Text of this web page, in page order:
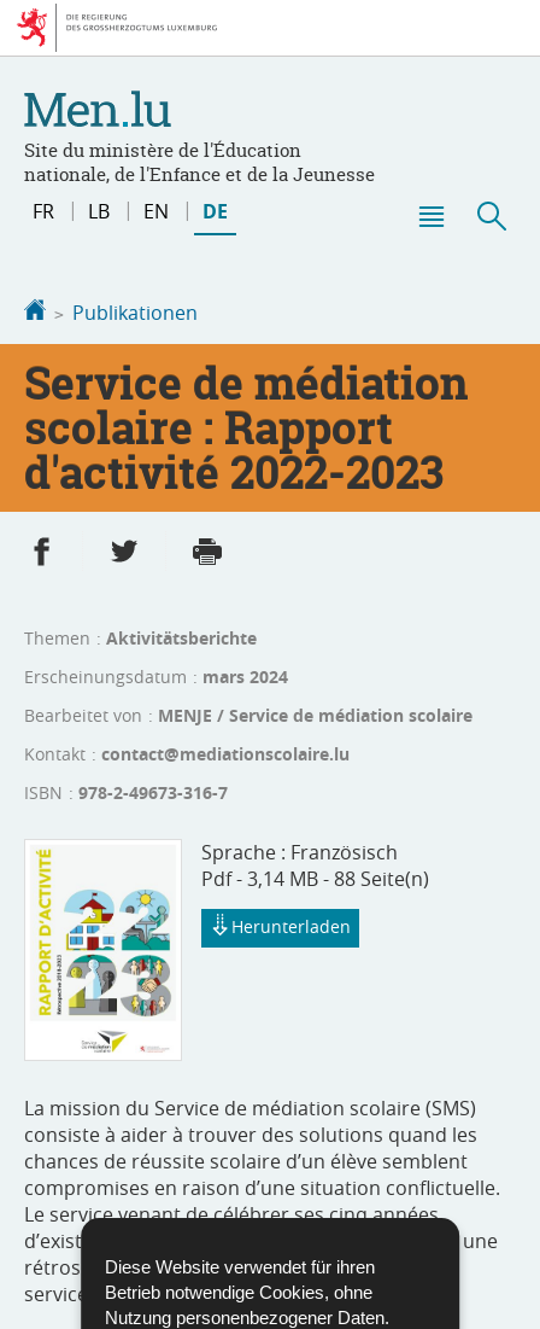
Diese Website verwendet für ihren
Betrieb notwendige Cookies, ohne
Nutzung personenbezogener Daten.
Zur
Navigation
Zum
Inhalt
Site du ministère de l'Éducation
nationale, de l'Enfance et de la Jeunesse
Sprache
wechseln
FR LB EN DE
Startseite
Publikationen
Service de médiation
scolaire : Rapport
d'activité 2022-2023
Partager sur Facebook
Partager sur Twitter
Themen
Aktivitätsberichte
Erscheinungsdatum
mars 2024
Bearbeitet von
MENJE / Service de médiation scolaire
Kontakt
contact@mediationscolaire.lu
ISBN
978-2-49673-316-7
Sprache : Französisch
Pdf - 3,14 MB - 88 Seite(n)
Herunterladen
La mission du Service de médiation scolaire (SMS)
consiste à aider à trouver des solutions quand les
chances de réussite scolaire d’un élève semblent
compromises en raison d’une situation conflictuelle.
Le service venant de célébrer ses cinq années
d’existence, le rapport d’activité 2022-2023 offre une
rétrospective depuis l’ouverture des portes du
service en 2018.